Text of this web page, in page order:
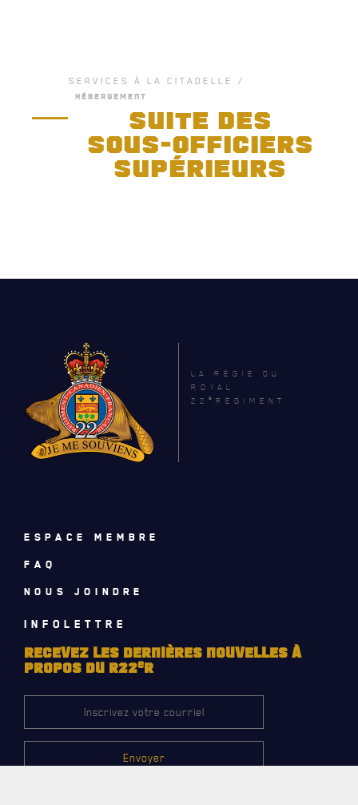
ACTUALITÉS
CALENDRIER
NOUVELLES
RECEVEZ NOS DERNIÈRES NOUVELLES À PROPOS DU R22ER
SERVICES À LA CITADELLE /
HÉBERGEMENT
SUITE DES
SOUS-OFFICIERS
SUPÉRIEURS
LA RÉGIE DU
ROYAL
22 e RÉGIMENT
ESPACE MEMBRE
FAQ
NOUS JOINDRE
INFOLETTRE
RECEVEZ LES DERNIÈRES NOUVELLES À
PROPOS DU R22eR